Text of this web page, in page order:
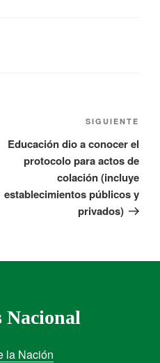
SIGUIENTE
Educación dio a conocer el
protocolo para actos de
colación (incluye
establecimientos públicos y
privados)
Nacional
la Nación